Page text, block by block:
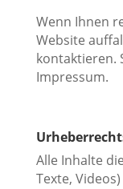
Wenn Ihnen
Website
kontaktieren.
Impressum.
Alle Inhalte
Texte,